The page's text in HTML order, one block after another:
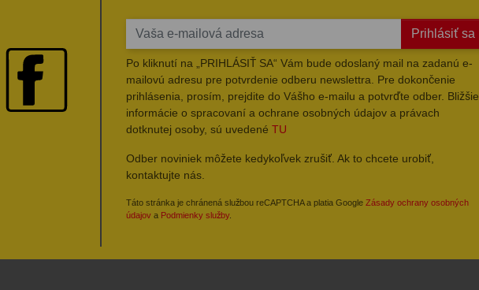
Prihlásiť sa
Po kliknutí na „PRIHLÁSIŤ SA“ Vám bude odoslaný mail na zadanú e-
mailovú adresu pre potvrdenie odberu newslettra. Pre dokončenie
prihlásenia, prosím, prejdite do Vášho e-mailu a potvrďte odber. Bližšie
informácie o spracovaní a ochrane osobných údajov a právach
dotknutej osoby, sú uvedené TU
Odber noviniek môžete kedykoľvek zrušiť. Ak to chcete urobiť,
kontaktujte nás.
Táto stránka je chránená službou reCAPTCHA a platia Google Zásady ochrany osobných
údajov a Podmienky služby.